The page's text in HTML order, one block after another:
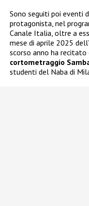
Sono seguiti poi eventi
protagonista, nel
Canale Italia, oltre a
mese di aprile 2025
scorso anno ha
cortometraggio
studenti del Naba di